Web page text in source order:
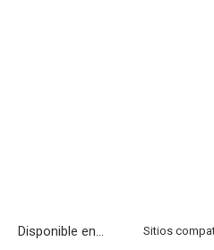
Disponible en...